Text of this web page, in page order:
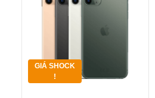
GIÁ SHOCK
!